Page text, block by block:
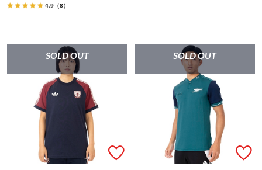
4.9 （8）
SOLD OUT SOLD OUT